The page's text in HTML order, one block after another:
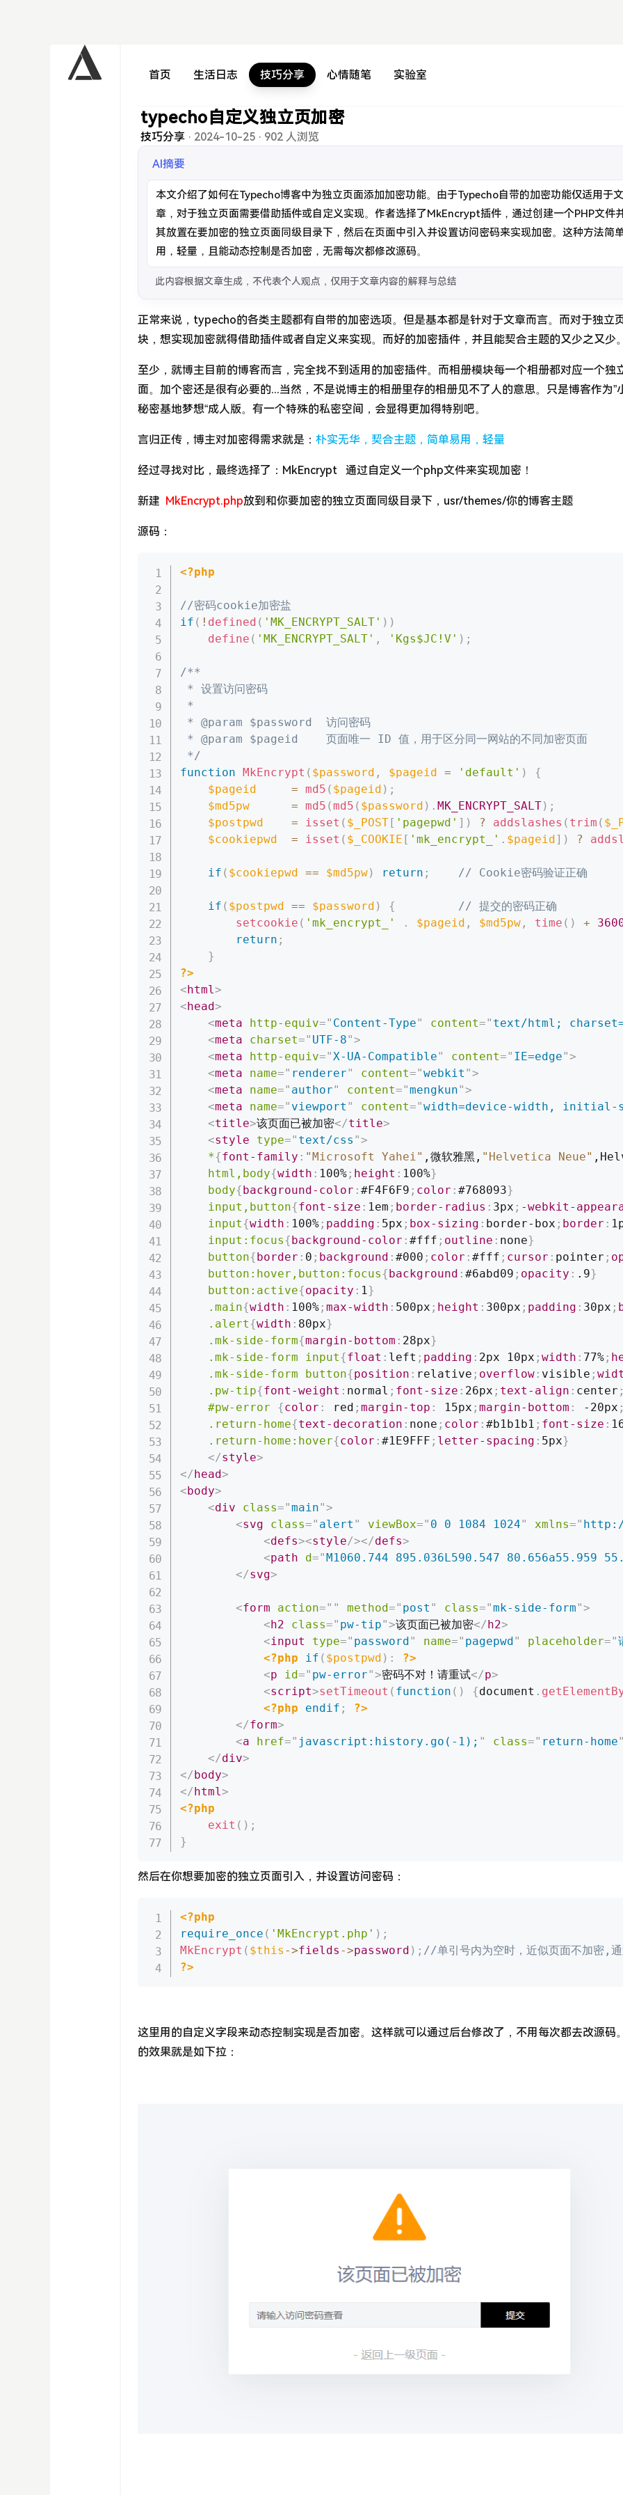
首页 生活日志 技巧分享 心情随笔 实验室
typecho自定义独立页加密
技巧分享 · 2024-10-25 · 902 人浏览
AI摘要
本文介绍了如何在Typecho博客中为独立页面添加加密功能。由于Typecho自带的加密功能仅适用于文
章，对于独立页面需要借助插件或自定义实现。作者选择了MkEncrypt插件，通过创建一个PHP文件
其放置在要加密的独立页面同级目录下，然后在页面中引入并设置访问密码来实现加密。这种方法简
用，轻量，且能动态控制是否加密，无需每次都修改源码。
此内容根据文章生成，不代表个人观点，仅用于文章内容的解释与总结
正常来说，typecho的各类主题都有自带的加密选项。但是基本都是针对于文章而言。而对于独立
块，想实现加密就得借助插件或者自定义来实现。而好的加密插件，并且能契合主题的又少之又少。
至少，就博主目前的博客而言，完全找不到适用的加密插件。而相册模块每一个相册都对应一个独
面。加个密还是很有必要的...当然，不是说博主的相册里存的相册见不了人的意思。只是博客作为”
秘密基地梦想“成人版。有一个特殊的私密空间，会显得更加得特别吧。
言归正传，博主对加密得需求就是： 朴实无华，契合主题，简单易用，轻量
经过寻找对比，最终选择了：MkEncrypt 通过自定义一个php文件来实现加密！
新建 MkEncrypt.php放到和你要加密的独立页面同级目录下，usr/themes/你的博客主题
源码：
<?php
//密码cookie加密盐
if ( ! defined ( 'MK_ENCRYPT_SALT' ) )
define ( 'MK_ENCRYPT_SALT' , 'Kgs$JC!V' ) ;
/**
* 设置访问密码
*
* @param $password  访问密码
* @param $pageid    页面唯一 ID 值，用于区分同一网站的不同加密页面
*/
function MkEncrypt ( $password , $pageid = 'default' )
{
$pageid
= md5 ( $pageid ) ;
$md5pw
= md5 (md5 ( $password ) . MK_ENCRYPT_SALT) ;
$postpwd
= isset ( $_POST[ 'pagepwd' ] ) ? addslashes ( trim (
$cookiepwd
= isset ( $_COOKIE [ 'mk_encrypt_' . $pageid] ) ?
if ( $cookiepwd == $md5pw) return ; // Cookie密码验证正确
if ( $postpwd == $password ) {
// 提交的密码正确
setcookie ( 'mk_encrypt_' . $pageid , $md5pw, time ( ) +
return ;
}
?>
<html>
<head>
<meta http-equiv=" Content-Type" content=" text/html;
<meta charset=" UTF-8">
<meta http-equiv="X-UA-Compatible" content=" IE=edge">
<meta name=" renderer" content="webkit ">
<meta name=" author" content="mengkun">
<meta name=" viewport " content="width=device-width, initial-
<title>该页面已被加密</title>
<style type=" text/css ">
*{font-family : "Microsoft Yahei" ,微软雅黑, "Helvetica Neue"
html,body{width : 100%; height : 100%}
body{background-color : #F4F6F9 ; color : #768093}
input,button{font-size : 1em ; border-radius : 3px ; -webkit-
input{width : 100%; padding : 5px ; box-sizing : border-box ; border :
input:focus{background-color : #fff ; outline : none}
button{border : 0 ; background : #000 ; color : #fff ; cursor : pointer ;
button:hover,button:focus{background : #6abd09 ; opacity : .9}
button:active{opacity : 1}
.main{width : 100%; max-width : 500px ; height : 300px ; padding : 30px ;
.alert{width : 80px}
.mk-side-form{margin-bottom : 28px}
.mk-side-form input{float : left ; padding : 2px 10px ; width : 77%;
.mk-side-form button{position : relative ; overflow: visible ;
.pw-tip{font-weight : normal ; font-size : 26px ; text-align : center ;
#pw-error
{color : red ; margin-top : 15px ; margin-bottom : -20px ;
.return-home{text-decoration : none ; color : #b1b1b1 ; font-size :
.return-home:hover{color : #1E9FFF ; letter-spacing : 5px}
</style>
</head>
<body>
<div class="main">
<svg class=" alert " viewBox=" 0 0 1084 1024" xmlns=" http://
<defs><style/></defs>
<path d="M1060.744 895.036L590.547 80.656a55.959
</svg>
<form action=" " method=" post " class="mk-side-form">
<h2 class=" pw-tip">该页面已被加密</h2>
<input type=" password" name=" pagepwd" placeholder="
<?php
if ( $postpwd ) :
?>
<p id=" pw-error">密码不对！请重试</p>
<script>setTimeout ( function ( ) {document .
<?php
endif ;
?>
</form>
<a href=" javascript:history.go(-1); " class=" return-home"
</div>
</body>
</html>
<?php
exit ( ) ;
}
然后在你想要加密的独立页面引入，并设置访问密码：
<?php
require_once ( 'MkEncrypt.php' ) ;
MkEncrypt ( $this ->fields ->password ) ; //单引号内为空时，近似页面不加密,
?>
这里用的自定义字段来动态控制实现是否加密。这样就可以通过后台修改了，不用每次都去改源码
的效果就是如下拉：